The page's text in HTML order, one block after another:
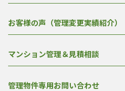
お客様の声（管理変更実績紹介）
マンション管理＆見積相談
管理物件専用お問い合わせ